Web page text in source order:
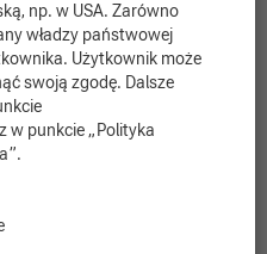
np. w USA. Zarówno
władzy państwowej
Użytkownik może
swoją zgodę. Dalsze
w punkcie „ Polityka
”.
danych
prawne